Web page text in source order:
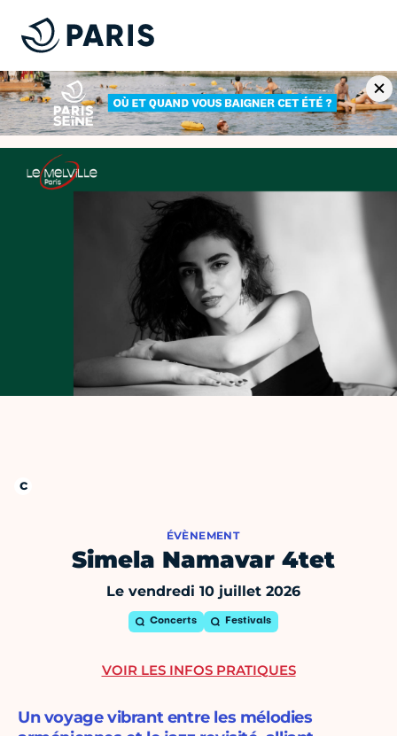
ÉVÈNEMENT
Simela Namavar 4tet
Le vendredi 10 juillet 2026
Concerts Festivals
Un voyage vibrant entre les mélodies
VOIR LES INFOS PRATIQUES